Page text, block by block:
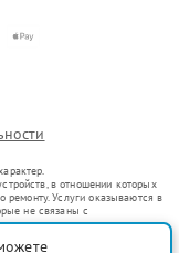
в отношении которых
Услуги оказываются в
не связаны с
оборот в соответствии